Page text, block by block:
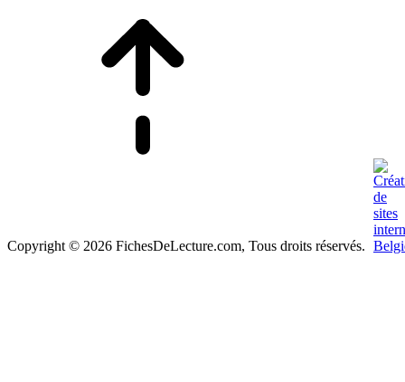
Copyright © 2026 FichesDeLecture.com, Tous droits réservés.